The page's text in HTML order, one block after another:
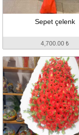
Sepet çelenk
4,700.00 ₺